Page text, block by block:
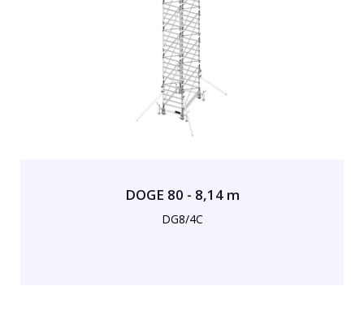
DOGE 80 - 8,14 m
DG8/4C